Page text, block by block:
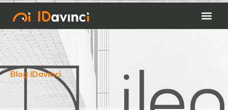
Blog IDavinci